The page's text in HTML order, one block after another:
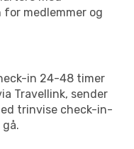
medlemmer og
in 24-48 timer
Travellink, sender
trinvise check-in-